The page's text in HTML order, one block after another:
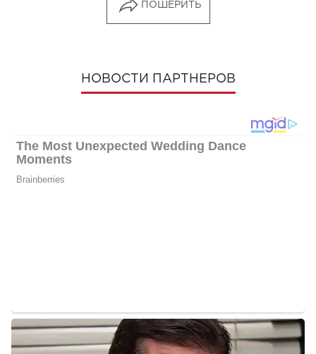
ПОШЕРИТЬ
НОВОСТИ ПАРТНЕРОВ